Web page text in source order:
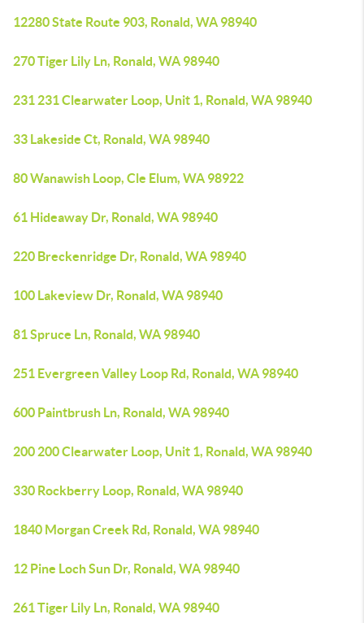
12280 State Route 903, Ronald, WA 98940
270 Tiger Lily Ln, Ronald, WA 98940
231 231 Clearwater Loop, Unit 1, Ronald, WA 98940
33 Lakeside Ct, Ronald, WA 98940
80 Wanawish Loop, Cle Elum, WA 98922
61 Hideaway Dr, Ronald, WA 98940
220 Breckenridge Dr, Ronald, WA 98940
100 Lakeview Dr, Ronald, WA 98940
81 Spruce Ln, Ronald, WA 98940
251 Evergreen Valley Loop Rd, Ronald, WA 98940
600 Paintbrush Ln, Ronald, WA 98940
200 200 Clearwater Loop, Unit 1, Ronald, WA 98940
330 Rockberry Loop, Ronald, WA 98940
1840 Morgan Creek Rd, Ronald, WA 98940
12 Pine Loch Sun Dr, Ronald, WA 98940
261 Tiger Lily Ln, Ronald, WA 98940